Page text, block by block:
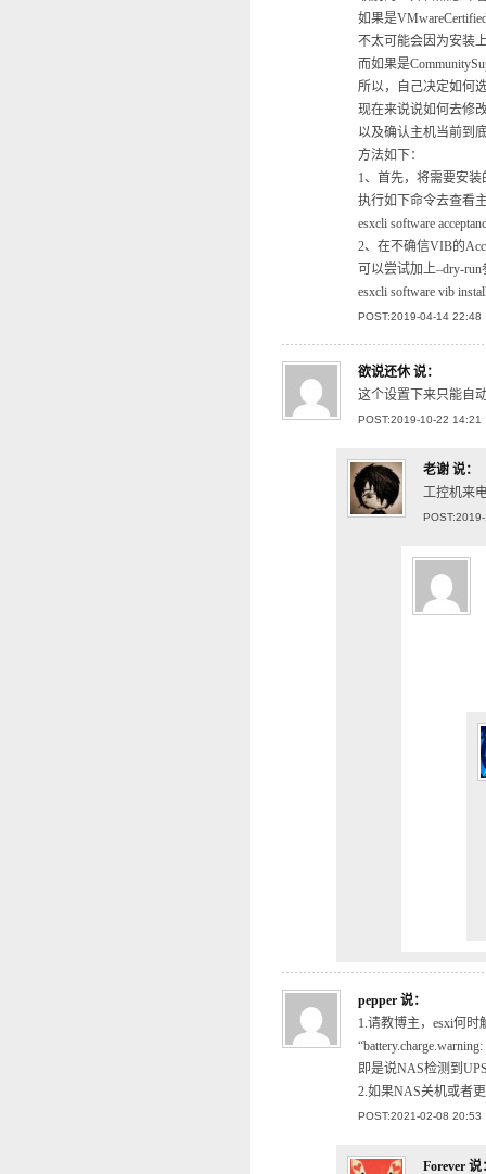
如果是
不太可能会因为安装
而如果是
所以，自己决定如何
现在来说说如何去修
以及确认主机当前到
方法如下：
1、首先，将需要安
执行如下命令去查看
esxcli software
2、在不确信VIB的
可以尝试加上–dry-
esxcli software vib
POST:2019-04-14 22:48
欲说还休说：
这个设置下来只能自
POST:2019-10-22 14:21
老谢 说：
工控机来
pepper 说：
1.请教博主，esxi何时
即是说NAS检测到
2.如果NAS关机或者
POST:2021-02-08 20:53
Forever 说